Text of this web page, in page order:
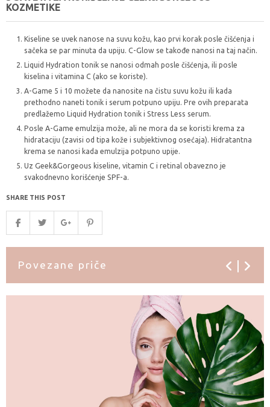
KOZMETIKE
Kiseline se uvek nanose na suvu kožu, kao prvi korak posle čišćenja i
sačeka se par minuta da upiju. C-Glow se takođe nanosi na taj način.
Liquid Hydration tonik se nanosi odmah posle čišćenja, ili posle
kiselina i vitamina C (ako se koriste).
A-Game 5 i 10 možete da nanosite na čistu suvu kožu ili kada
prethodno naneti tonik i serum potpuno upiju. Pre ovih preparata
predlažemo Liquid Hydration tonik i Stress Less serum.
Posle A-Game emulzija može, ali ne mora da se koristi krema za
hidrataciju (zavisi od tipa kože i subjektivnog osećaja). Hidratantna
krema se nanosi kada emulzija potpuno upije.
Uz Geek&Gorgeous kiseline, vitamin C i retinal obavezno je
svakodnevno korišćenje SPF-a.
SHARE THIS POST
Povezane priče